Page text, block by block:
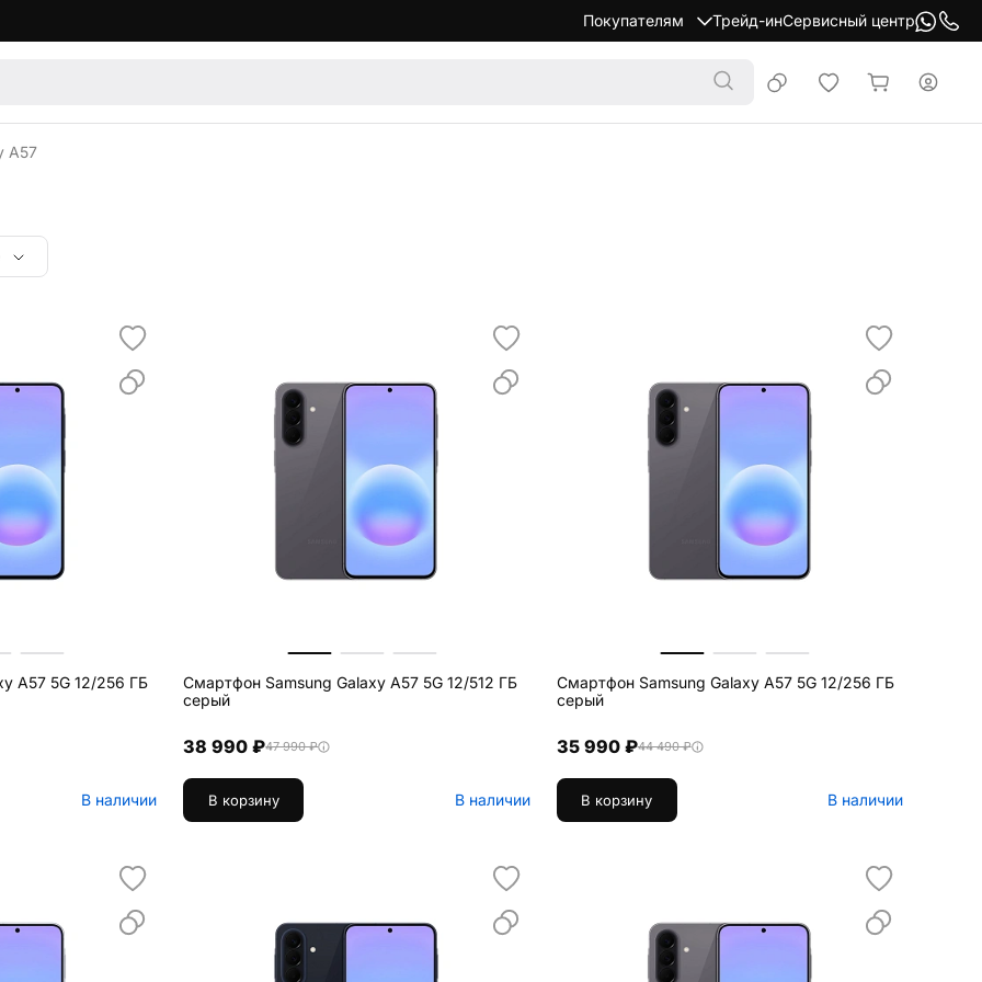
Покупателям Трейд-инСервисный центр
A57
A57 5G 12/256 ГБ
В наличии
Смартфон Samsung Galaxy A57 5G 12/512 ГБ
серый
38 990 ₽47 990 ₽
В корзину В наличии
Смартфон Samsung Galaxy A57 5G 12/256 ГБ
серый
35 990 ₽44 490 ₽
В корзину В наличии